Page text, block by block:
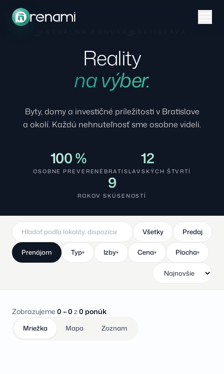
Reality
na výber.
Byty, domy a investičné príležitosti v Bratislave
a okolí. Každú nehnuteľnosť sme osobne videli.
100 %
OSOBNE PREVERENÉ
12
BRATISLAVSKÝCH ŠTVRTÍ
9
ROKOV SKÚSENOSTÍ
Všetky Predaj
Prenájom Typ▾ Izby▾ Cena▾ Plocha▾
Zobrazujeme 0 – 0 z0 ponúk
Mriežka Mapa Zoznam